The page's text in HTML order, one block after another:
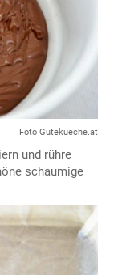
Foto Gutekueche.at
und rühre
schaumige